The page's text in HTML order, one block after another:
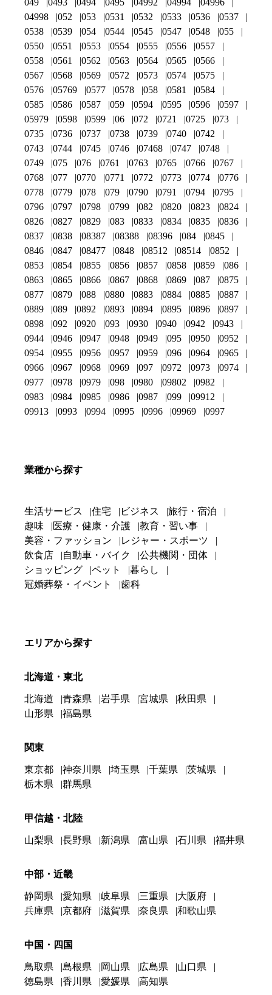
049 0493 0494 0495 04992 04994
04996
04998
052 053 0531 0532 0533 0536
0537
0538
0539 054 0544 0545 0547 0548
055
0550
0551 0553 0554 0555 0556
0557
0558
0561 0562 0563 0564 0565
0566
0567
0568 0569 0572 0573 0574
0575
0576
05769 0577 0578 058 0581
0584
0585
0586 0587 059 0594 0595 0596
0597
05979
0598 0599 06 072 0721 0725
073
0735
0736 0737 0738 0739 0740
0742
0743
0744 0745 0746 07468 0747
0748
0749
075 076 0761 0763 0765 0766
0767
0768
077 0770 0771 0772 0773 0774
0776
0778
0779 078 079 0790 0791 0794
0795
0796
0797 0798 0799 082 0820 0823
0824
0826
0827 0829 083 0833 0834 0835
0836
0837
0838 08387 08388 08396 084
0845
0846
0847 08477 0848 08512 08514
0852
0853
0854 0855 0856 0857 0858 0859
086
0863
0865 0866 0867 0868 0869 087
0875
0877
0879 088 0880 0883 0884 0885
0887
0889
089 0892 0893 0894 0895 0896
0897
0898
092 0920 093 0930 0940 0942
0943
0944
0946 0947 0948 0949 095 0950
0952
0954
0955 0956 0957 0959 096 0964
0965
0966
0967 0968 0969 097 0972 0973
0974
0977
0978 0979 098 0980 09802
0982
0983
0984 0985 0986 0987 099
09912
09913
0993 0994 0995 0996 09969 0997
業種から探す
生活サービス 住宅 ビジネス
旅行・宿泊
趣味
医療・健康・介護
教育・習い事
美容・ファッション
レジャー・スポーツ
飲食店
自動車・バイク
公共機関・団体
ショッピング
ペット
暮らし
冠婚葬祭・イベント
歯科
エリアから探す
北海道・東北
北海道 青森県 岩手県 宮城県
秋田県
山形県
福島県
関東
東京都 神奈川県 埼玉県 千葉県
茨城県
栃木県
群馬県
甲信越・北陸
山梨県 長野県 新潟県 富山県 石川県 福井県
中部・近畿
静岡県 愛知県 岐阜県 三重県
大阪府
兵庫県
京都府 滋賀県 奈良県 和歌山県
中国・四国
鳥取県 島根県 岡山県 広島県
山口県
徳島県
香川県 愛媛県 高知県